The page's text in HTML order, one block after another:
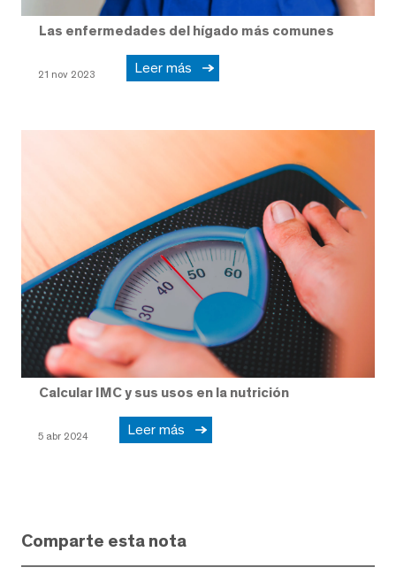
Las enfermedades del hígado más comunes
21 nov 2023 Leer más
Calcular IMC y sus usos en la nutrición
5 abr 2024 Leer más
Comparte esta nota